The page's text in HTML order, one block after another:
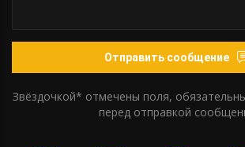
Звёздочкой* отмечены поля,
перед отправкой
Отправить сообщение